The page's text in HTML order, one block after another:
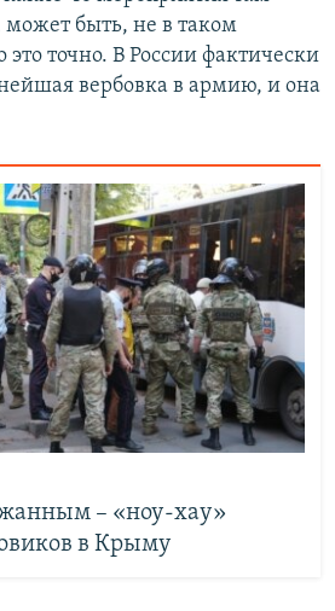
может быть, не в таком
точно. В России фактически
вербовка в армию, и она
– «ноу-хау»
в Крыму